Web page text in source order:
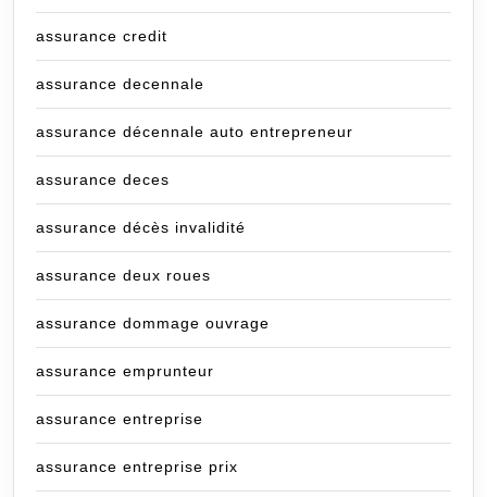
assurance credit
assurance decennale
assurance décennale auto entrepreneur
assurance deces
assurance décès invalidité
assurance deux roues
assurance dommage ouvrage
assurance emprunteur
assurance entreprise
assurance entreprise prix